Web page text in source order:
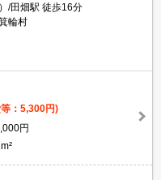
/田畑駅 徒歩16分
輪村
：5,300円)
円